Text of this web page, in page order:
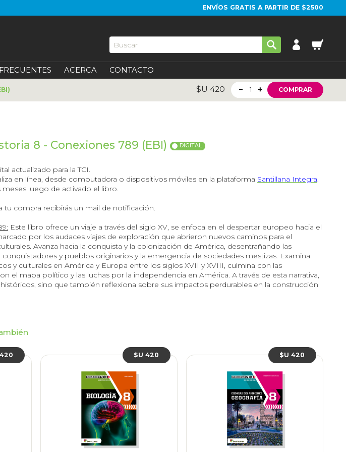
ENVÍOS GRATIS A PARTIR DE $2500
ACERCA CONTACTO
$U 420 1 COMPRAR
8 - Conexiones 789 (EBI) DIGITAL
actualizado para la TCI.
en línea, desde computadora o dispositivos móviles en la plataforma Santillana Integra
meses luego de activado el libro.
tu compra recibirás un mail de notificación.
Este libro ofrece un viaje a través del siglo XV, se enfoca en el despertar europeo hacia el
por los audaces viajes de exploración que abrieron nuevos caminos para el
Avanza hacia la conquista y la colonización de América, desentrañando las
y pueblos originarios y la emergencia de sociedades mestizas. Examina
y culturales en América y Europa entre los siglos XVII y XVIII, culmina con las
el mapa político y las luchas por la independencia en América. A través de esta narrativa,
sino que también reflexiona sobre sus impactos perdurables en la construcción
$U 420 $U 420